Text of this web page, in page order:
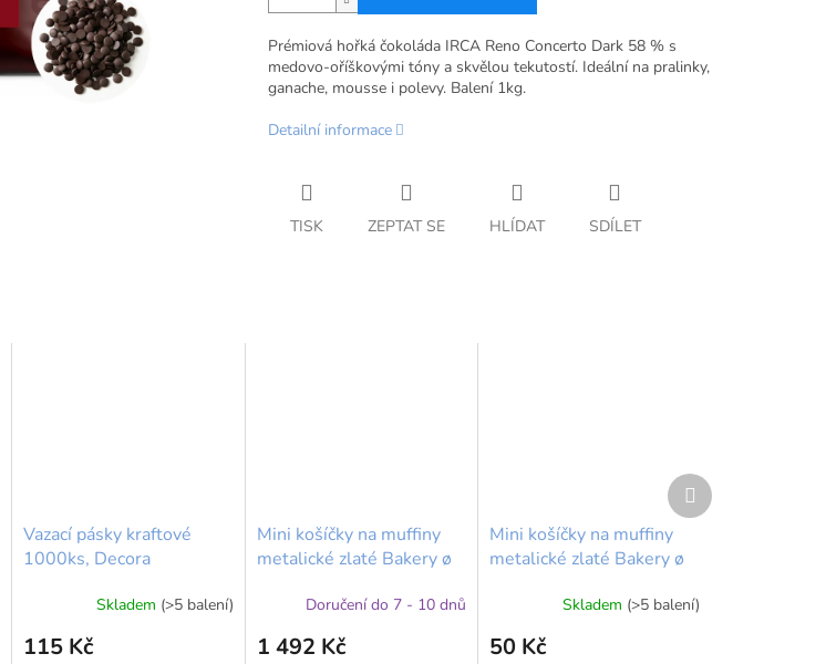
Prémiová hořká čokoláda IRCA Reno Concerto Dark 58 % s
medovo-oříškovými tóny a skvělou tekutostí. Ideální na pralinky,
ganache, mousse i polevy. Balení 1kg.
Detailní informace
TISK ZEPTAT SE HLÍDAT SDÍLET
Vazací pásky kraftové
1000ks, Decora
Skladem (>5 balení)
115 Kč
Mini košíčky na muffiny
metalické zlaté Bakery ø
Doručení do 7 - 10 dnů
1 492 Kč
Mini košíčky na muffiny
metalické zlaté Bakery ø
Skladem (>5 balení)
50 Kč
Další
produkt